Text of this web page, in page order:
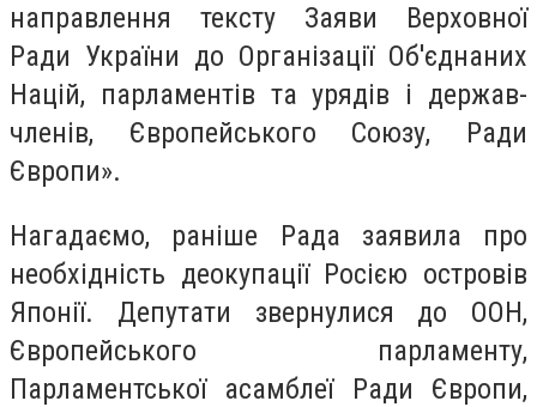
направлення тексту Заяви Верховної
Ради України до Організації Об'єднаних
Націй, парламентів та урядів і держав-
членів, Європейського Союзу, Ради
Європи».
Нагадаємо, раніше Рада заявила про
необхідність деокупації Росією островів
Японії. Депутати звернулися до ООН,
Європейського парламенту,
Парламентської асамблеї Ради Європи,